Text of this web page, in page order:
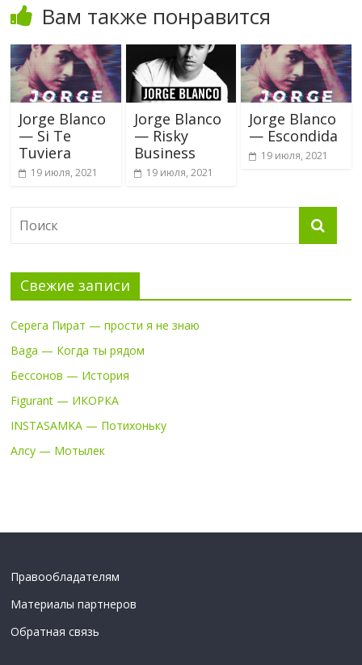
Вам также понравится
Jorge Blanco
— Si Te
Tuviera
19 июля, 2021
Jorge Blanco
— Risky
Business
19 июля, 2021
Jorge Blanco
— Escondida
19 июля, 2021
Свежие записи
Серега Пират — прости я не знаю
Baga — Когда ты рядом
Бессонов — История
Figurant — ИКОРКА
INSTASAMKA — Потихоньку
Алсу — Мотылек
Правообладателям
Материалы партнеров
Обратная связь